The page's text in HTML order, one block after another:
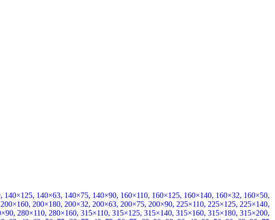
, 140×125, 140×63, 140×75, 140×90, 160×110, 160×125, 160×140, 160×32, 160×50,
200×160, 200×180, 200×32, 200×63, 200×75, 200×90, 225×110, 225×125, 225×140,
, 280×110, 280×160, 315×110, 315×125, 315×140, 315×160, 315×180, 315×200,